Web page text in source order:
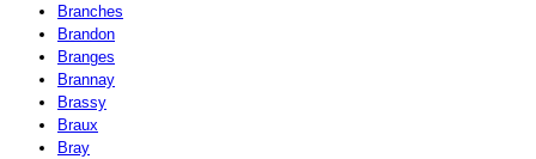
Branches
Brandon
Branges
Brannay
Brassy
Braux
Bray